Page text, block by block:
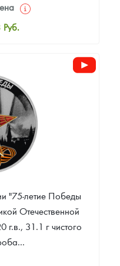
Руб.
"75-летие Победы
Отечественной
31.1 г чистого